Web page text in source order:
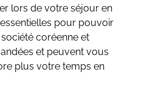
lors de votre séjour en
pour pouvoir
coréenne et
et peuvent vous
plus votre temps en